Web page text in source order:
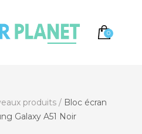
0
produits / Bloc écran
Galaxy A51 Noir